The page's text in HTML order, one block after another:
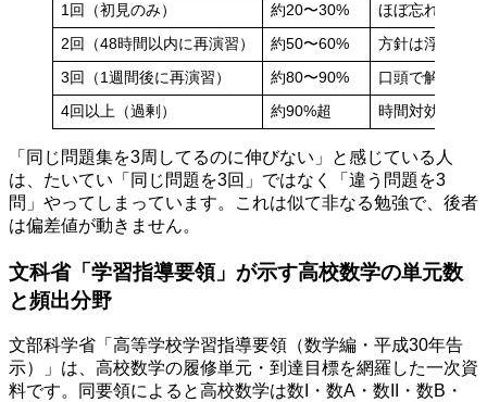
1回（初見のみ） 約20〜30% ほぼ忘れている
2回（48時間以内に再演習） 約50〜60% 方針は浮かぶ
3回（1週間後に再演習） 約80〜90% 口頭で解法を
4回以上（過剰） 約90%超 時間対効果が
「同じ問題集を3周してるのに伸びない」と感じている人
は、たいてい「同じ問題を3回」ではなく「違う問題を3
問」やってしまっています。これは似て非なる勉強で、後者
は偏差値が動きません。
文科省「学習指導要領」が示す高校数学の単元数
と頻出分野
文部科学省「高等学校学習指導要領（数学編・平成30年告
示）」は、高校数学の履修単元・到達目標を網羅した一次資
料です。同要領によると高校数学は数I・数A・数II・数B・